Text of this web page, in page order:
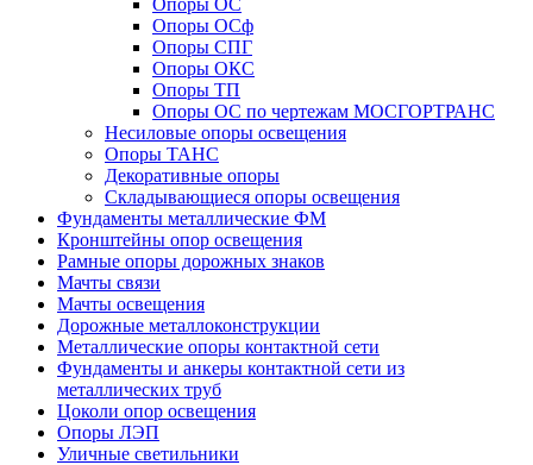
Опоры ОС
Опоры ОСф
Опоры СПГ
Опоры ОКС
Опоры ТП
Опоры ОС по чертежам МОСГОРТРАНС
Несиловые опоры освещения
Опоры ТАНС
Декоративные опоры
Складывающиеся опоры освещения
Фундаменты металлические ФМ
Кронштейны опор освещения
Рамные опоры дорожных знаков
Мачты связи
Мачты освещения
Дорожные металлоконструкции
Металлические опоры контактной сети
Фундаменты и анкеры контактной сети из
металлических труб
Цоколи опор освещения
Опоры ЛЭП
Уличные светильники